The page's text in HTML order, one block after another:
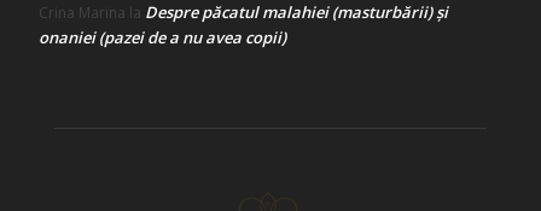
Crina Marina la Despre păcatul malahiei (masturbării) şi
onaniei (pazei de a nu avea copii)